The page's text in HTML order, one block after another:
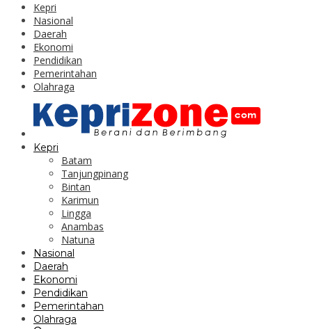
Kepri
Nasional
Daerah
Ekonomi
Pendidikan
Pemerintahan
Olahraga
Kepri
Batam
Tanjungpinang
Bintan
Karimun
Lingga
Anambas
Natuna
Nasional
Daerah
Ekonomi
Pendidikan
Pemerintahan
Olahraga